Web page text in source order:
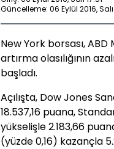
Güncelleme: 06 Eylül 2016, Salı
New York borsası,
artırma olasılığının
başladı.
Açılışta, Dow Jones
18.537,16 puana,
yükselişle 2.183,66
(yüzde 0,16) kazançla